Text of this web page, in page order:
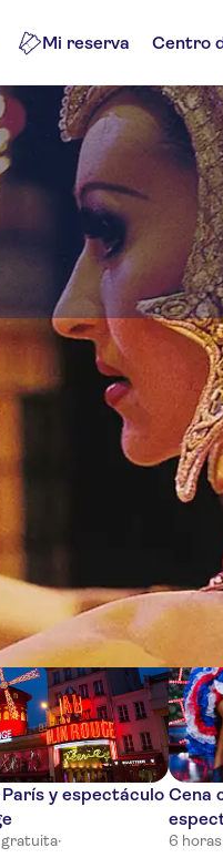
Mi reserva Centro
Rouge
Entradas y eventos
y espectáculo
gratuita·
Cena
6 horas